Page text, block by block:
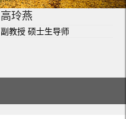
高玲燕
副教授 硕士生导师